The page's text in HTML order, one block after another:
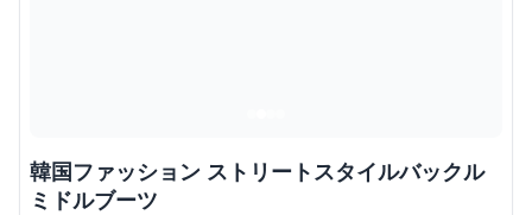
韓国ファッション ストリートスタイルバックル
ミドルブーツ